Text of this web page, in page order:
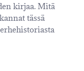
kirjaa. Mitä
tässä